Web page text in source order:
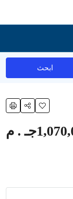
ابحث
. م